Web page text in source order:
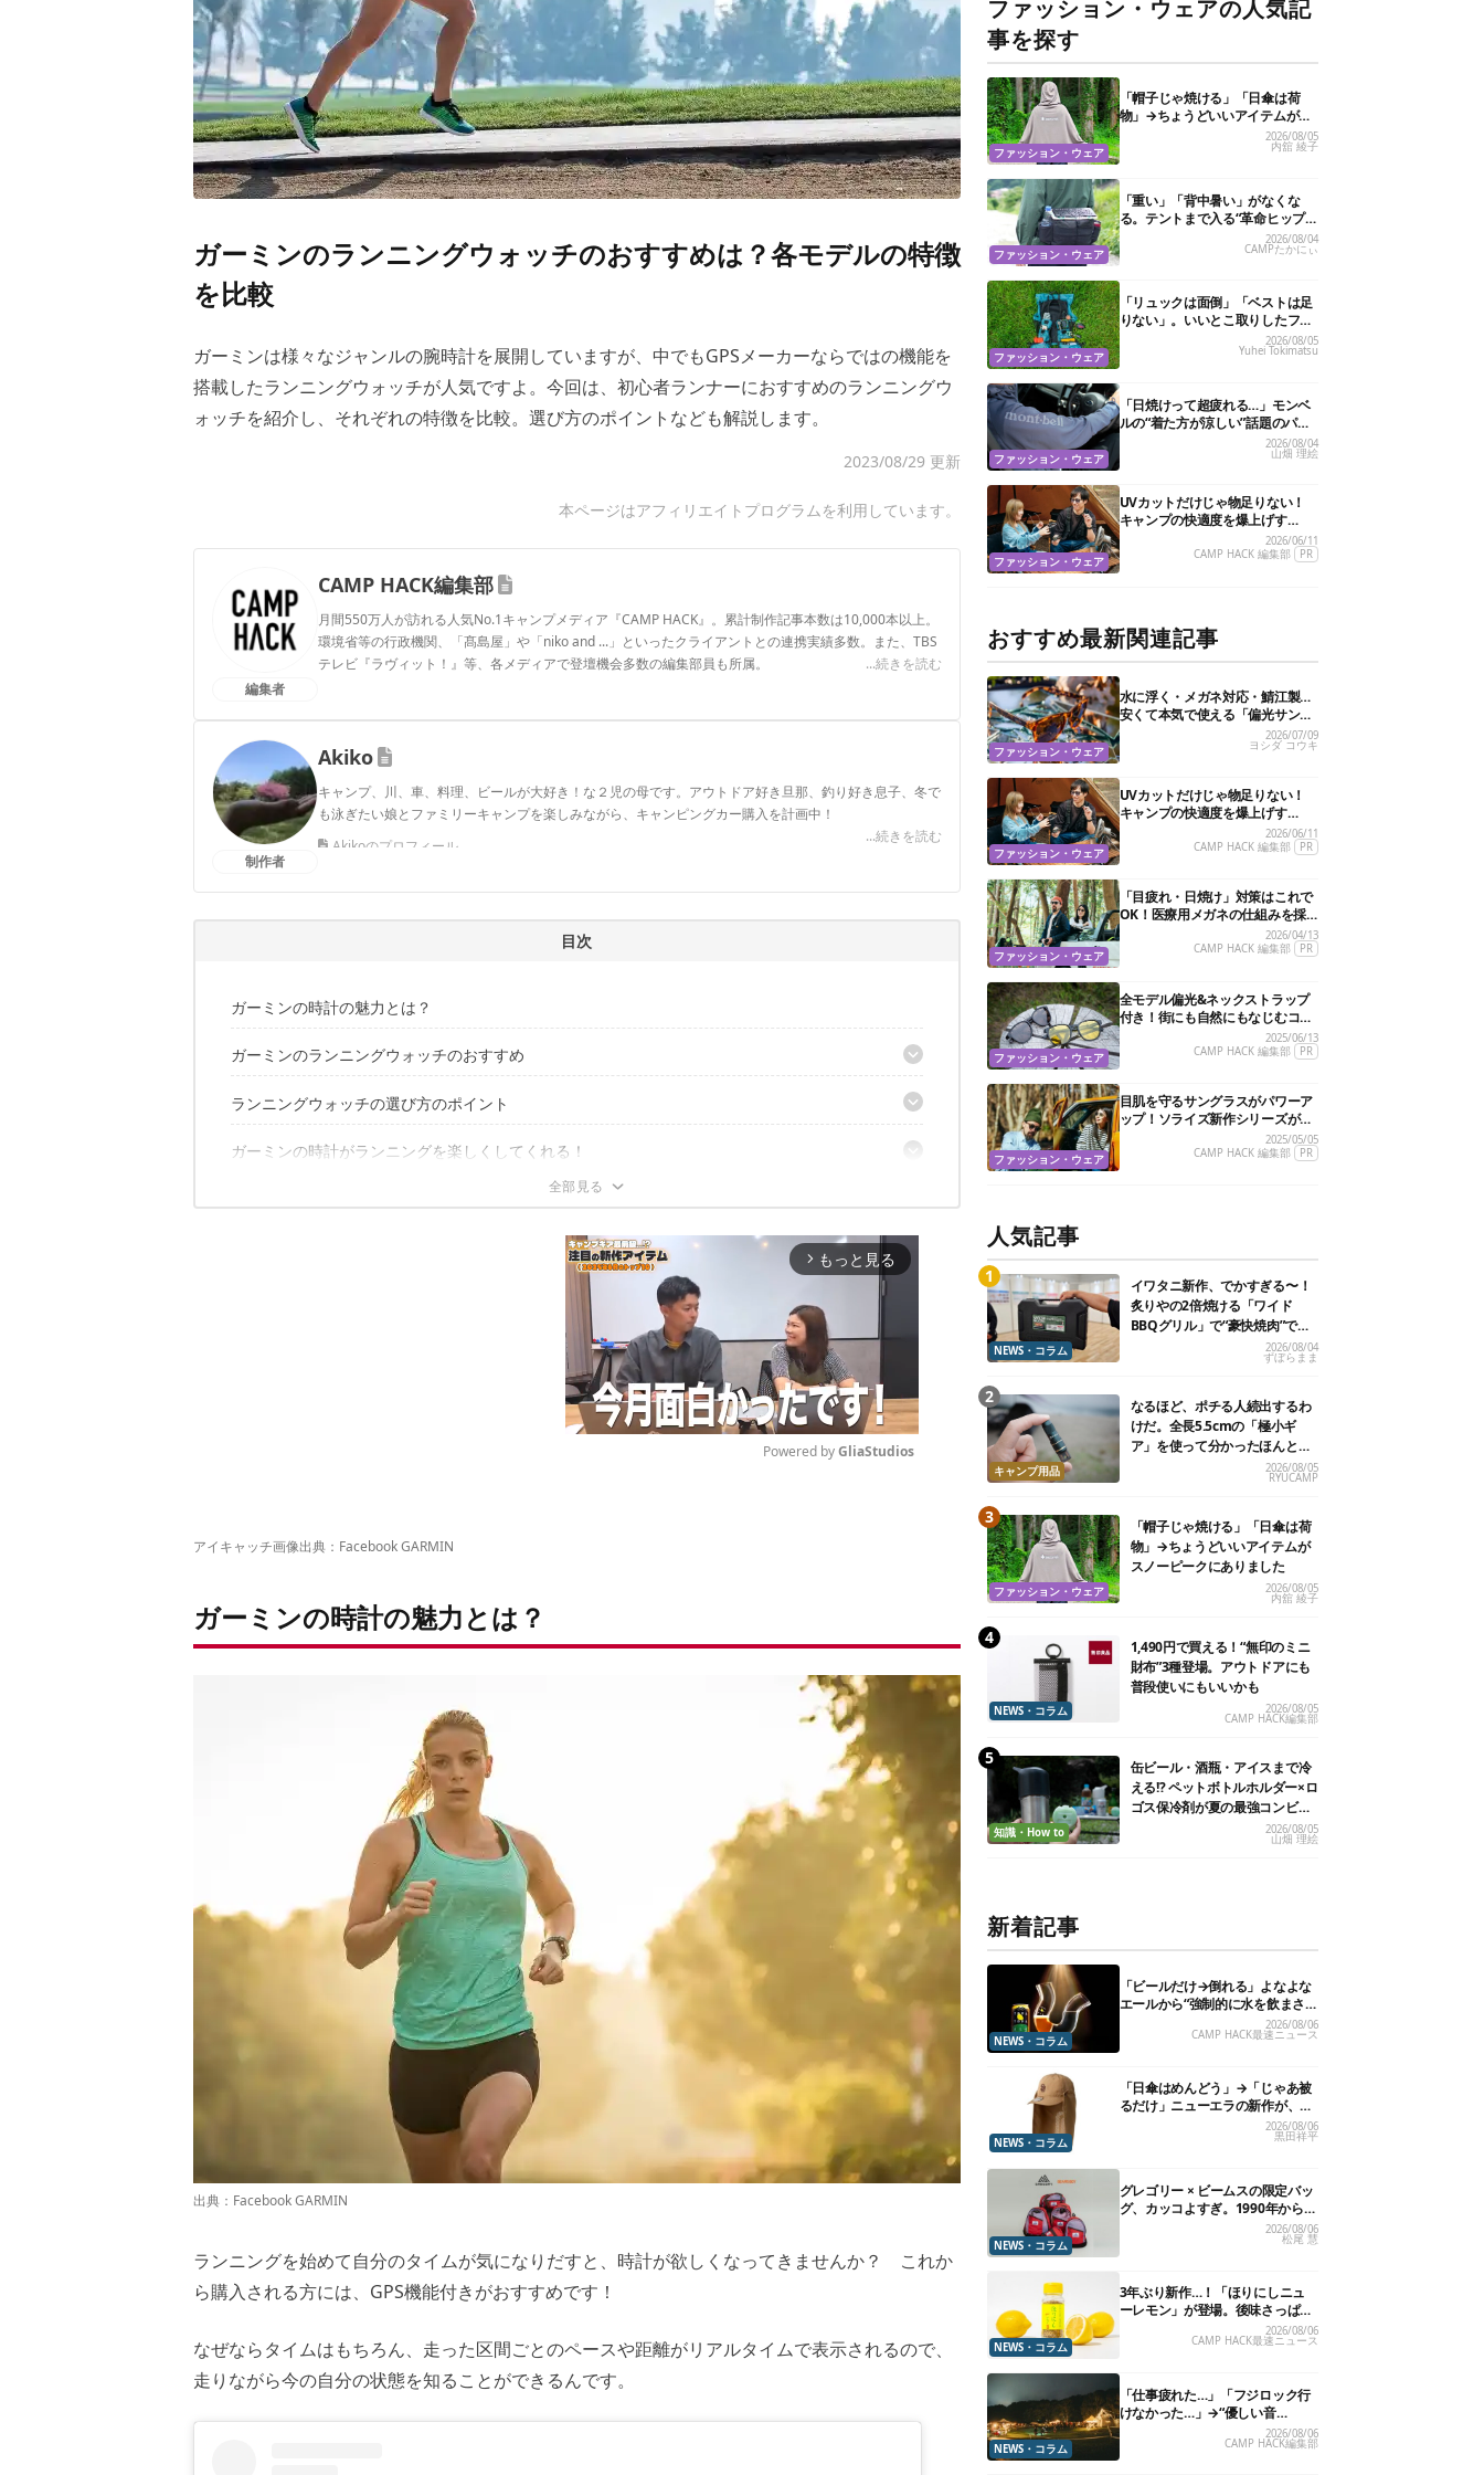
ガーミンのランニングウォッチのおすすめは？各モデルの特徴
を比較
ガーミンは様々なジャンルの腕時計を展開していますが、中でもGPSメーカーならではの機能を
搭載したランニングウォッチが人気ですよ。今回は、初心者ランナーにおすすめのランニングウ
ォッチを紹介し、それぞれの特徴を比較。選び方のポイントなども解説します。
2023/08/29 更新
本ページはアフィリエイトプログラムを利用しています。
編集者
CAMP HACK編集部
月間550万人が訪れる人気No.1キャンプメディア『CAMP HACK』。累計制作記事本数は10,000本以上。
環境省等の行政機関、「髙島屋」や「niko and ...」といったクライアントとの連携実績多数。また、TBS
テレビ『ラヴィット！』等、各メディアで登壇機会多数の編集部員も所属。
...続きを読む
制作者
Akiko
キャンプ、川、車、料理、ビールが大好き！な２児の母です。アウトドア好き旦那、釣り好き息子、冬で
も泳ぎたい娘とファミリーキャンプを楽しみながら、キャンピングカー購入を計画中！
...続きを読む
Akikoのプロフィール
目次
ガーミンの時計の魅力とは？
ガーミンのランニングウォッチのおすすめ
1. ForeAthlete 10J
2. ForeAthlete 220J
3. ForeAthlete 230J
ランニングウォッチの選び方のポイント
1. 防水性
ガーミンの時計がランニングを楽しくしてくれる！
arrow_forward_ios もっと見る
Powered by GliaStudios
アイキャッチ画像出典： Facebook GARMIN
ガーミンの時計の魅力とは？
出典： Facebook GARMIN
ランニングを始めて自分のタイムが気になりだすと、時計が欲しくなってきませんか？ これか
ら購入される方には、GPS機能付きがおすすめです！
なぜならタイムはもちろん、走った区間ごとのペースや距離がリアルタイムで表示されるので、
走りながら今の自分の状態を知ることができるんです。
ファッション・ウェアの人気記
事を探す
ファッション・ウェア
「帽子じゃ焼ける」「日傘は荷
物」→ちょうどいいアイテムがス
ノーピークにありました
2026/08/05
内舘 綾子
ファッション・ウェア
「重い」「背中暑い」がなくな
る。テントまで入る“革命ヒップ
バッグ”が夏のアウトドアを身軽
にしてくれた
2026/08/04
CAMPたかにぃ
ファッション・ウェア
「リュックは面倒」「ベストは足
りない」。いいとこ取りしたフェ
ス特化バッグがあるんです2026/08/05
Yuhei Tokimatsu
ファッション・ウェア
「日焼けって超疲れる…」モンベ
ルの“着た方が涼しい”話題のパー
カ試したら、真夏の救世主だった
2026/08/04
山畑 理絵
ファッション・ウェア
UVカットだけじゃ物足りない！
キャンプの快適度を爆上げす
る“特殊機能”サングラス3選2026/06/11
CAMP HACK 編集部
PR
おすすめ最新関連記事
ファッション・ウェア
水に浮く・メガネ対応・鯖江製…
安くて本気で使える「偏光サング
ラス」おすすめ10選
2026/07/09
ヨシダ コウキ
ファッション・ウェア
UVカットだけじゃ物足りない！
キャンプの快適度を爆上げす
る“特殊機能”サングラス3選2026/06/11
CAMP HACK 編集部
PR
ファッション・ウェア
「目疲れ・日焼け」対策はこれで
OK！医療用メガネの仕組みを採
用した新作サングラスがすごかっ
2026/04/13
CAMP HACK 編集部
PR
ファッション・ウェア
全モデル偏光&ネックストラップ
付き！街にも自然にもなじむコス
パ抜群の万能サングラスを見つけ
たぞ
2025/06/13
CAMP HACK 編集部
PR
ファッション・ウェア
目肌を守るサングラスがパワーア
ップ！ソライズ新作シリーズがさ
らに進化してタフになったぞ2025/05/05
CAMP HACK 編集部
PR
人気記事
NEWS・コラム
イワタニ新作、でかすぎる〜！
炙りやの2倍焼ける「ワイド
BBQグリル」で“豪快焼肉”でき
2026/08/04
ずぼらまま
キャンプ用品
なるほど、ポチる人続出するわ
けだ。全長5.5cmの「極小ギ
ア」を使って分かったほんとの
2026/08/05
RYUCAMP
ファッション・ウェア
「帽子じゃ焼ける」「日傘は荷
物」→ちょうどいいアイテムが
スノーピークにありました
2026/08/05
内舘 綾子
NEWS・コラム
1,490円で買える！“無印のミニ
財布”3種登場。アウトドアにも
普段使いにもいいかも
2026/08/05
CAMP HACK編集部
知識・How to
缶ビール・酒瓶・アイスまで冷
える!? ペットボトルホルダー×ロ
ゴス保冷剤が夏の最強コンビだ
2026/08/05
山畑 理絵
新着記事
NEWS・コラム
「ビールだけ→倒れる」よなよな
エールから“強制的に水を飲まさ
2026/08/06
CAMP HACK最速ニュース
NEWS・コラム
「日傘はめんどう」→「じゃあ被
るだけ」ニューエラの新作が、真
2026/08/06
黒田祥平
NEWS・コラム
グレゴリー × ビームスの限定バッ
グ、カッコよすぎ。1990年から“3
年のみ使用”されていた、紫タグ
2026/08/06
松尾 慧
NEWS・コラム
3年ぶり新作…！「ほりにしニュ
ーレモン」が登場。後味さっぱり
の万能スパイス！【8月21日発
2026/08/06
CAMP HACK最速ニュース
NEWS・コラム
「仕事疲れた…」「フジロック行
けなかった…」→“優しい音
楽”と“大きな自然”で治癒。まだ間
2026/08/06
CAMP HACK編集部